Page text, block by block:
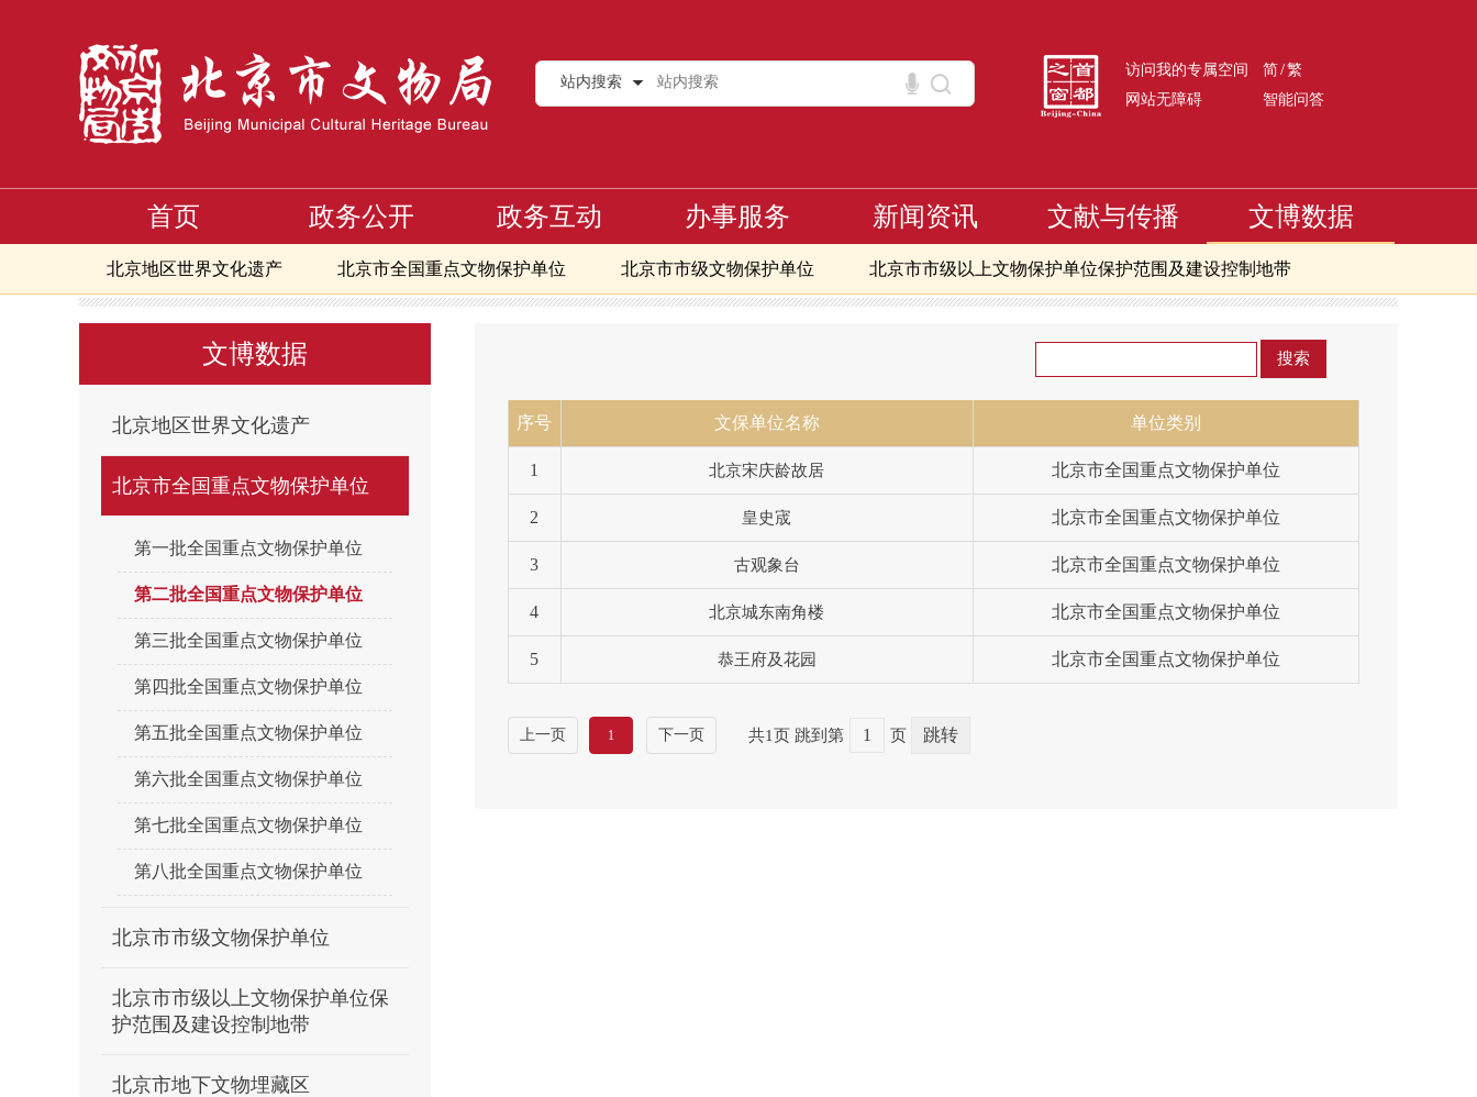
站内搜索
访问我的专属空间 简/繁
网站无障碍
智能问答
首页 政务公开 政务互动 办事服务 新闻资讯 文献与传播 文博数据
北京地区世界文化遗产 北京市全国重点文物保护单位 北京市市级文物保护单位 北京市市级以上文物保护单位保护范围及建设控制地带
北京市地下文物埋藏区 北京地区备案且正常开放博物馆
北京市可移动文物修复资质单位信息
核心区备案且正常开放博物馆 北京文物艺术品交易指数
首页>文博数据>北京市全国重点文物保护单位>第二批全国重点文物保护单位
文博数据
北京地区世界文化遗产
北京市全国重点文物保护单位
第一批全国重点文物保护单位
第二批全国重点文物保护单位
第三批全国重点文物保护单位
第四批全国重点文物保护单位
第五批全国重点文物保护单位
第六批全国重点文物保护单位
第七批全国重点文物保护单位
第八批全国重点文物保护单位
北京市市级文物保护单位
北京市市级以上文物保护单位保
护范围及建设控制地带
北京市地下文物埋藏区
序号 文保单位名称 单位类别
1 北京宋庆龄故居 北京市全国重点文物保护单位
2 皇史宬 北京市全国重点文物保护单位
3 古观象台 北京市全国重点文物保护单位
4 北京城东南角楼 北京市全国重点文物保护单位
5 恭王府及花园 北京市全国重点文物保护单位
上一页 1 下一页 共1页 跳到第 页